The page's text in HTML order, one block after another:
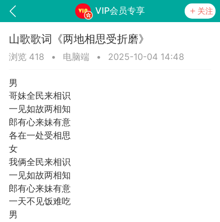
VIP会员专享 关注
《青春如火爱一场》
山歌歌词《两地相思受折磨》
浏览 418 • 电脑端 • 2025-10-04 14:48
男
哥妹全民来相识
一见如故两相知
郎有心来妹有意
各在一处受相思
女
我俩全民来相识
一见如故两相知
郎有心来妹有意
一天不见饭难吃
男